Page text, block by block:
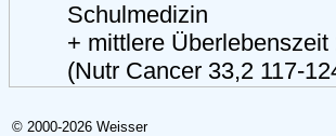
Schulmedizin
+ mittlere Überlebenszeit
(Nutr Cancer 33,2 117-
© 2000-2026 Weisser